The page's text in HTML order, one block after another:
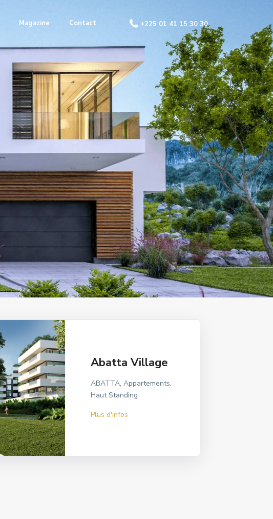
Magazine Contact +225 01 41 15 30 30
Abatta Village
ABATTA, Appartements,
Haut Standing
Plus d'infos